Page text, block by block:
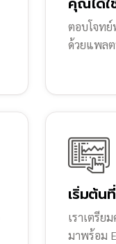
ตอบโจทย์
ด้วยแพล
เริ่มต้น
เราเตรีย
มาพร้อม